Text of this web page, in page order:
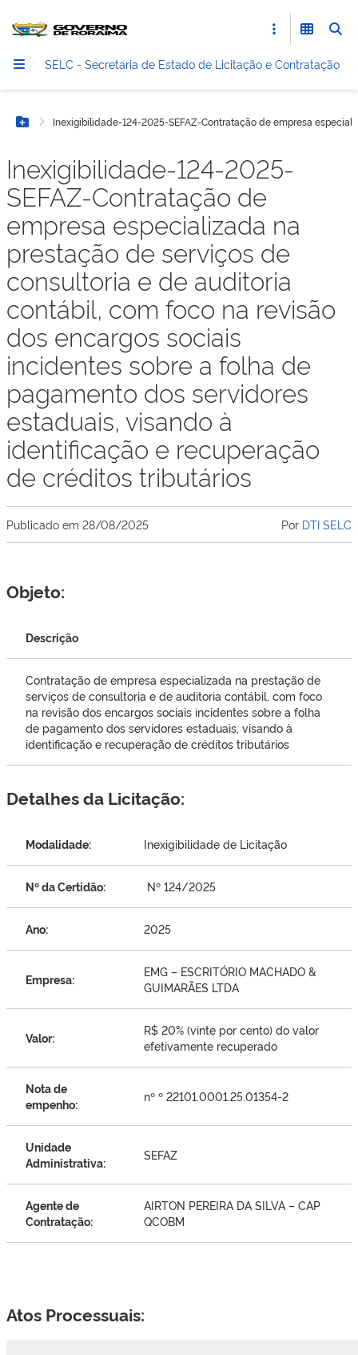
SELC - Secretaria de Estado de Licitação e Contratação
Botão Menu
Inexigibilidade-124-2025-SEFAZ-Contratação de empresa
Inexigibilidade-124-2025-
SEFAZ-Contratação de
empresa especializada na
prestação de serviços de
consultoria e de auditoria
contábil, com foco na revisão
dos encargos sociais
incidentes sobre a folha de
pagamento dos servidores
estaduais, visando à
identificação e recuperação
de créditos tributários
Publicado em 28/08/2025 Por DTI SELC
Objeto:
Descrição
Contratação de empresa especializada na prestação de
serviços de consultoria e de auditoria contábil, com foco
na revisão dos encargos sociais incidentes sobre a folha
de pagamento dos servidores estaduais, visando à
identificação e recuperação de créditos tributários
Detalhes da Licitação:
Modalidade: Inexigibilidade de Licitação
Nº da Certidão: Nº 124/2025
Ano: 2025
Empresa:
EMG – ESCRITÓRIO MACHADO &
GUIMARÃES LTDA
Valor:
R$ 20% (vinte por cento) do valor
efetivamente recuperado
Nota de
empenho:
nº º 22101.0001.25.01354-2
Unidade
Administrativa:
SEFAZ
Agente de
Contratação:
AIRTON PEREIRA DA SILVA – CAP
QCOBM
Atos Processuais: